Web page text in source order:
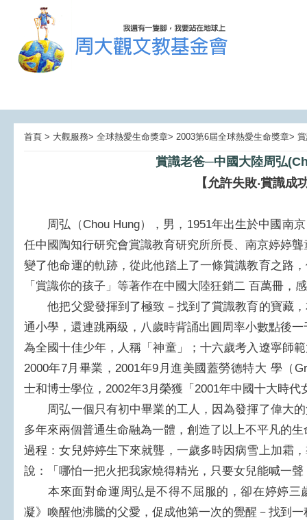
首頁 > 大觀服務> 全球熱愛生命獎章> 2003第6屆全球熱愛生命獎章>
賞識老爸─中國大陸周弘
【允許失敗‧賞識成
周弘（Chou Hung），男，1951年出生於中國南京
任中國陶知行研究會賞識教育研究所所長、南京婷婷
變了他命運的軌跡，從此他踏上了一條賞識教育之路
「賞識你的孩子」等著作在中國大陸狂銷二 百萬冊，
他把父愛發揮到了極致－找到了賞識教育的寶藏，
通小學，還連跳兩級，八歲時背誦出圓周率小數點後
為全國十佳少年，人稱「神童」；十六歲考入遼寧師
2000年7月畢業，2001年9月進美國蓋勞德特大 學（
士和博士學位，2002年3月榮獲「2001年中國十大時
周弘一個只有初中畢業的工人，因為發揮了偉大的
多年來兩個普通生命融為一體，創造了以上不平凡的
過程：女兒婷婷生下來就聾，一歲多時因病雪上加霜
說：「哪怕一把火把我家燒得精光，只要女兒能喊一聲
本來面對命運周弘是不得不屈服的，卻在婷婷三
凝》喚醒他沸騰的父愛，促成他第一次的覺醒－找到